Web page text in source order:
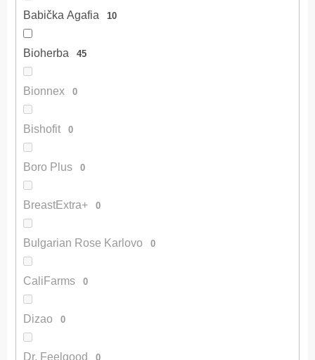
Babička Agafia 10
Bioherba 45
Bionnex 0
Bishofit 0
Boro Plus 0
BreastExtra+ 0
Bulgarian Rose Karlovo 0
CaliFarms 0
Dizao 0
Dr. Feelgood 0